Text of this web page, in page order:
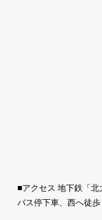
■アクセス 地下鉄「北
バス停下車、西へ徒